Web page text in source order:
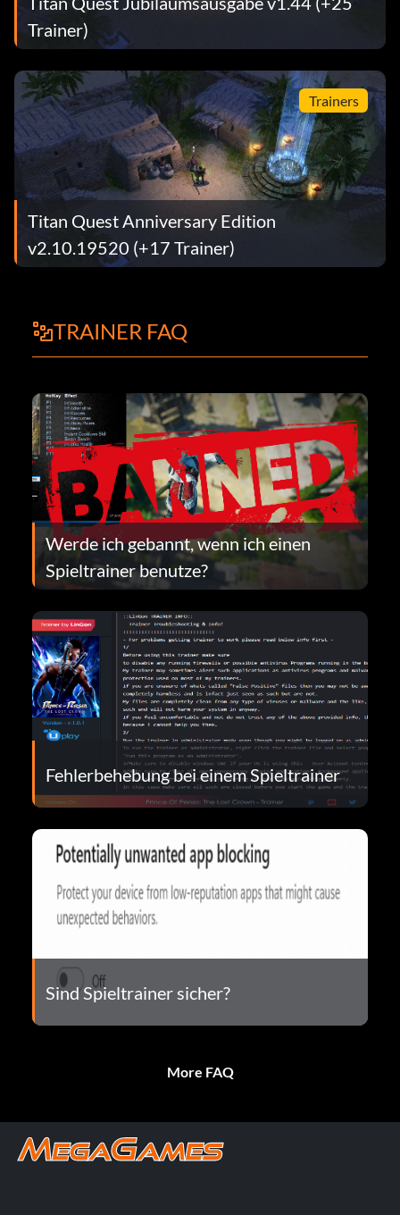
Trainer)
Trainers
Titan Quest Anniversary Edition
v2.10.19520 (+17 Trainer)
TRAINER FAQ
Werde ich gebannt, wenn ich einen
Spieltrainer benutze?
Fehlerbehebung bei einem Spieltrainer
Sind Spieltrainer sicher?
More FAQ